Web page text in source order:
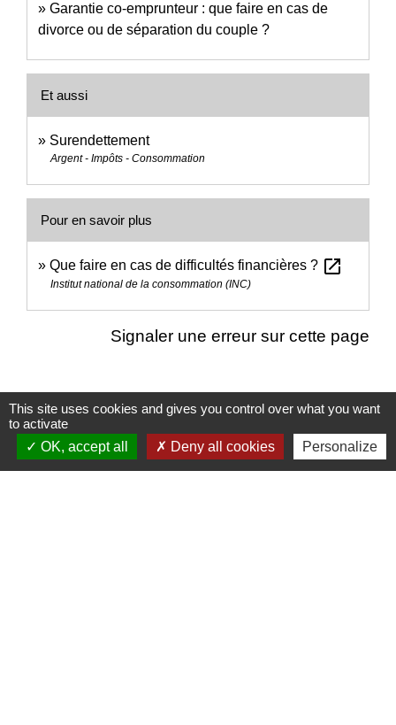
Garantie co-emprunteur : que faire en cas de
divorce ou de séparation du couple ?
Et aussi
Surendettement
Argent - Impôts - Consommation
Pour en savoir plus
Que faire en cas de difficultés financières ? open_in_new
Institut national de la consommation (INC)
Signaler une erreur sur cette page
Nous contacter
Commune de Puylaurens
This site uses cookies and gives you control over what you want
to activate
OK, accept all
Deny all cookies Personalize